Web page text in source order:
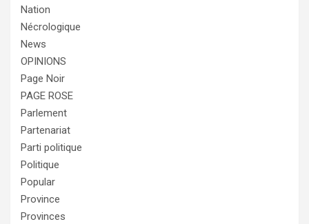
Nation
Nécrologique
News
OPINIONS
Page Noir
PAGE ROSE
Parlement
Partenariat
Parti politique
Politique
Popular
Province
Provinces